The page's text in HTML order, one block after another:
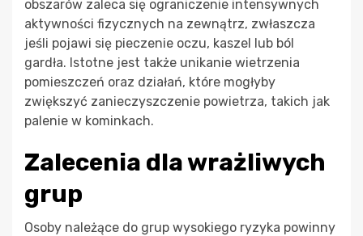
obszarów zaleca się ograniczenie intensywnych
aktywności fizycznych na zewnątrz, zwłaszcza
jeśli pojawi się pieczenie oczu, kaszel lub ból
gardła. Istotne jest także unikanie wietrzenia
pomieszczeń oraz działań, które mogłyby
zwiększyć zanieczyszczenie powietrza, takich jak
palenie w kominkach.
Zalecenia dla wrażliwych
grup
Osoby należące do grup wysokiego ryzyka powinny